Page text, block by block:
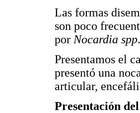
Las formas
son poco
por Nocardia spp
Presentamos el
presentó una
articular,
Presentación del